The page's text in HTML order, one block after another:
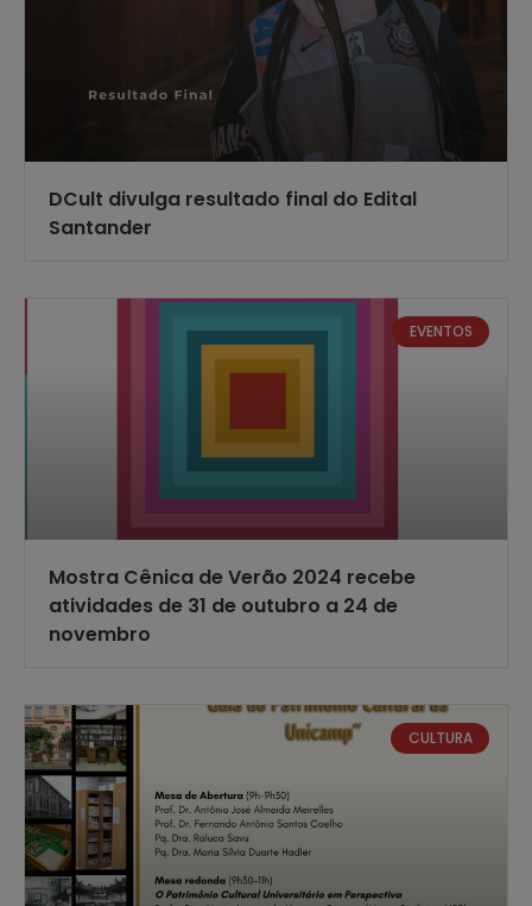
DCult divulga resultado final do Edital
Santander
EVENTOS
Mostra Cênica de Verão 2024 recebe
atividades de 31 de outubro a 24 de
novembro
CULTURA